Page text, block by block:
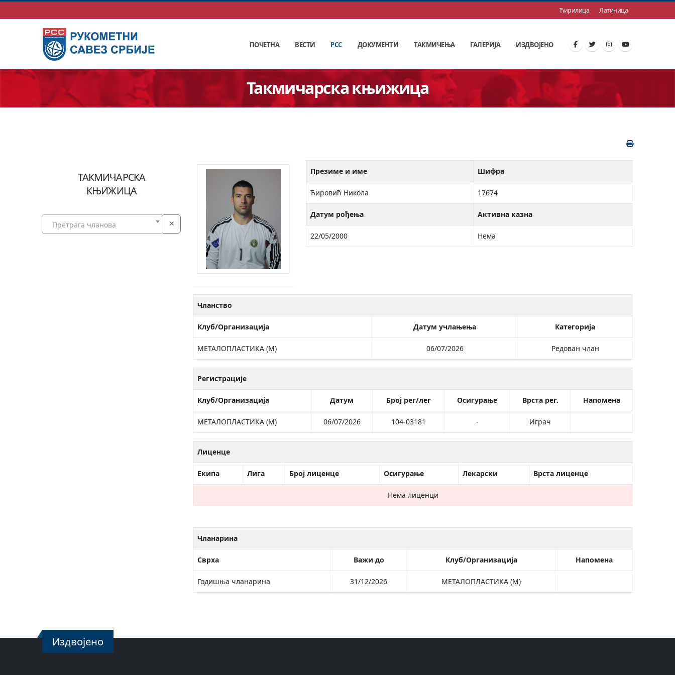
Ћирилица Латиница
ПОЧЕТНА ВЕСТИ РСС ДОКУМЕНТИ ТАКМИЧЕЊА ГАЛЕРИЈА ИЗДВОЈЕНО
Такмичарска књижица
ТАКМИЧАРСКА
КЊИЖИЦА
Претрага чланова
Презиме и име Шифра
Ћировић Никола 17674
Датум рођења Активна казна
22/05/2000 Нема
Чланство
Клуб/Организација Датум учлањења Категорија
МЕТАЛОПЛАСТИКА (М) 06/07/2026 Редован члан
Регистрације
Клуб/Организација Датум Број рег/лег Осигурање Врста рег. Напомена
МЕТАЛОПЛАСТИКА (М) 06/07/2026 104-03181 - Играч
Лиценце
Екипа Лига Број лиценце Осигурање Лекарски Врста лиценце
Нема лиценци
Чланарина
Сврха Важи до Клуб/Организација Напомена
Годишња чланарина 31/12/2026 МЕТАЛОПЛАСТИКА (М)
Издвојено